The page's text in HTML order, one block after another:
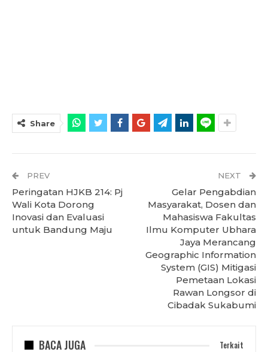
Share
PREV
Peringatan HJKB 214: Pj
Wali Kota Dorong
Inovasi dan Evaluasi
untuk Bandung Maju
NEXT
Gelar Pengabdian
Masyarakat, Dosen dan
Mahasiswa Fakultas
Ilmu Komputer Ubhara
Jaya Merancang
Geographic Information
System (GIS) Mitigasi
Pemetaan Lokasi
Rawan Longsor di
Cibadak Sukabumi
BACA JUGA Terkait